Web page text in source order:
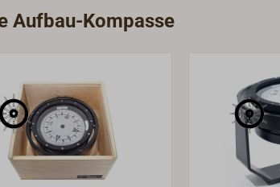
Aufbau-Kompasse